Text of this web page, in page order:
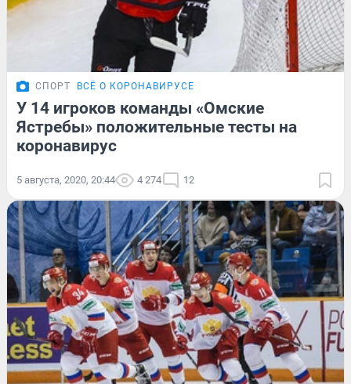
СПОРТ ВСЁ О КОРОНАВИРУСЕ
У 14 игроков команды «Омские
Ястребы» положительные тесты на
коронавирус
5 августа, 2020, 20:44 4 274 12